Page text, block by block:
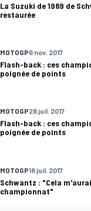
La Suzuki de 1989 de
restaurée
MOTOGP6 nov. 2017
Flash-back : ces
poignée de points
MOTOGP28 juil. 2017
Flash-back : ces
poignée de points
MOTOGP18 juil. 2017
Schwantz : "Cela
championnat"